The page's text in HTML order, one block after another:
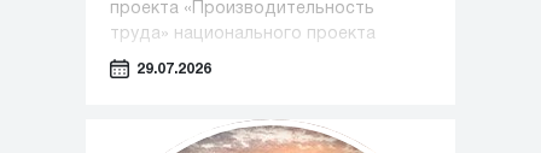
проекта «Производительность
труда» национального проекта
«Эффективная и конкурентная
компетенций Алтайского края.
29.07.2026